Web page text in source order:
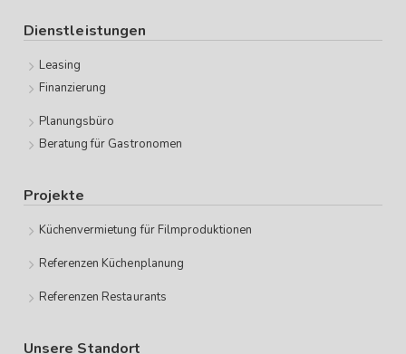
Dienstleistungen
Leasing
Finanzierung
Planungsbüro
Beratung für Gastronomen
Projekte
Küchenvermietung für Filmproduktionen
Referenzen Küchenplanung
Referenzen Restaurants
Unsere Standort